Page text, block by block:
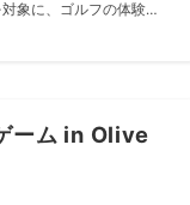
象に、ゴルフの体験…
ーム in Olive